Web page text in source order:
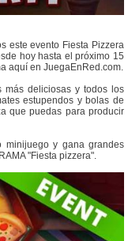
este evento Fiesta Pizzera
hoy hasta el próximo 15
aquí en JuegaEnRed.com.
más deliciosas y todos los
estupendos y bolas de
que puedas para producir
minijuego y gana grandes
"Fiesta pizzera".